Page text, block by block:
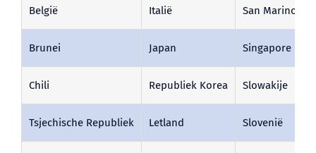
België Italië San Marino
Brunei Japan Singapore
Chili Republiek Korea Slowakije
Tsjechische Republiek Letland Slovenië